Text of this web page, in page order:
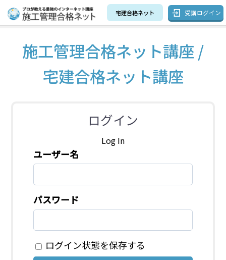
宅建合格ネット 受講ログイン
施工管理合格ネット講座 /
宅建合格ネット講座
ログイン
Log In
ユーザー名
パスワード
ログイン状態を保存する